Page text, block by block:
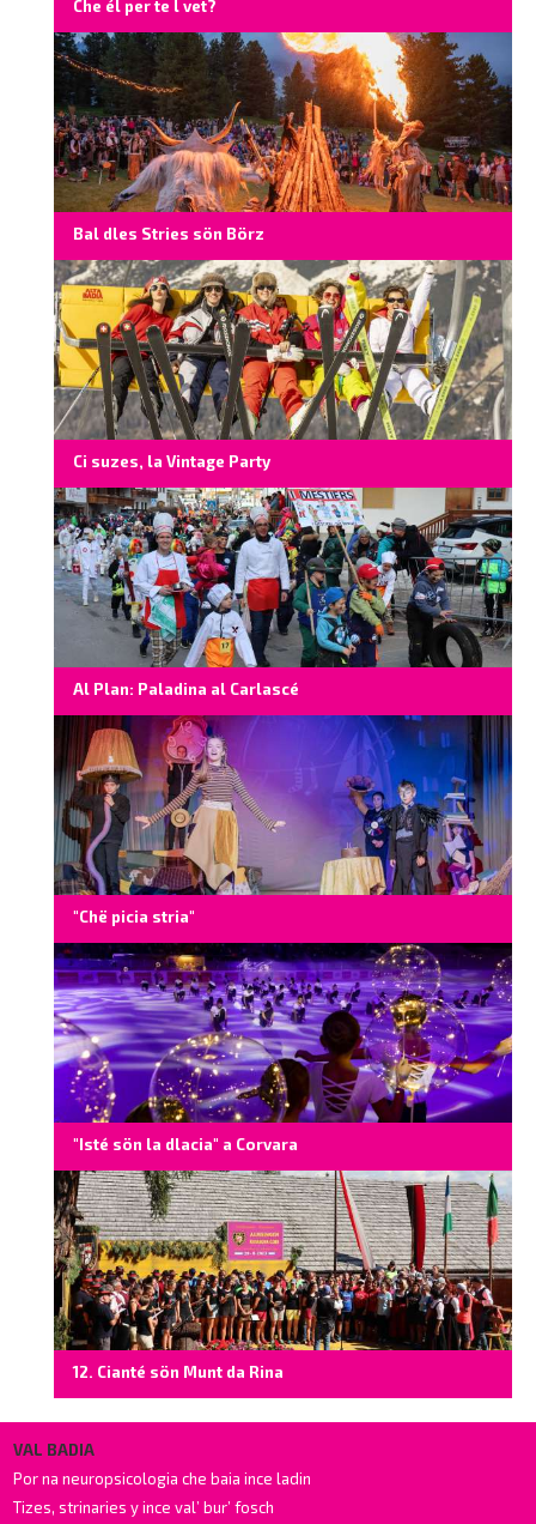
Che él per te l vet?
Bal dles Stries sön Börz
Ci suzes, la Vintage Party
Al Plan: Paladina al Carlascé
"Chë picia stria"
"Isté sön la dlacia" a Corvara
12. Cianté sön Munt da Rina
VAL BADIA
Por na neuropsicologia che baia ince ladin
Tizes, strinaries y ince val’ bur’ fosch